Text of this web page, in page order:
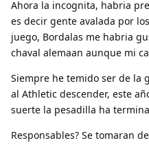
Ahora la incognita, habria
es decir gente avalada por
juego, Bordalas me habria
chaval alemaan aunque mi
Siempre he temido ser de la
al Athletic descender, este
suerte la pesadilla ha
Responsables? Se tomaran